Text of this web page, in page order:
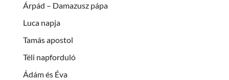
Árpád – Damazusz pápa
Luca napja
Tamás apostol
Téli napforduló
Ádám és Éva